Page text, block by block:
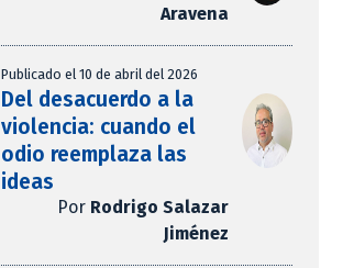
Aravena
Publicado el 10 de abril del 2026
Del desacuerdo a la
violencia: cuando el
odio reemplaza las
ideas
Por Rodrigo Salazar
Jiménez